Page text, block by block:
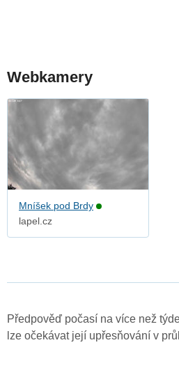
Webkamery
Mníšek pod Brdy
lapel.cz
Předpověď počasí na více než
lze očekávat její upřesňování v